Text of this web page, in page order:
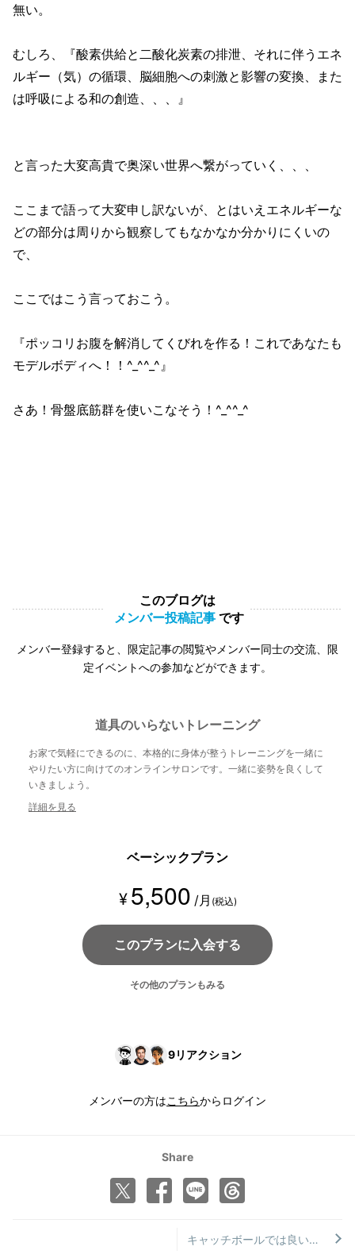
無い。
むしろ、『酸素供給と二酸化炭素の排泄、それに伴うエネ
ルギー（気）の循環、脳細胞への刺激と影響の変換、また
は呼吸による和の創造、、、』
と言った大変高貴で奥深い世界へ繋がっていく、、、
ここまで語って大変申し訳ないが、とはいえエネルギーな
どの部分は周りから観察してもなかなか分かりにくいの
で、
ここではこう言っておこう。
『ポッコリお腹を解消してくびれを作る！これであなたも
モデルボディへ！！^_^^_^』
さあ！骨盤底筋群を使いこなそう！^_^^_^
このブログは
メンバー投稿記事 です
メンバー登録すると、限定記事の閲覧やメンバー同士の交流、限
定イベントへの参加などができます。
道具のいらないトレーニング
お家で気軽にできるのに、本格的に身体が整うトレーニングを一緒に
やりたい方に向けてのオンラインサロンです。一緒に姿勢を良くして
いきましょう。
詳細を見る
ベーシックプラン
¥ 5,500 /月 (税込)
このプランに入会する
その他のプランもみる
9リアクション
メンバーの方はこちらからログイン
Share
キャッチボールでは良い球投げるのにマウンドでは球が伸びない理由